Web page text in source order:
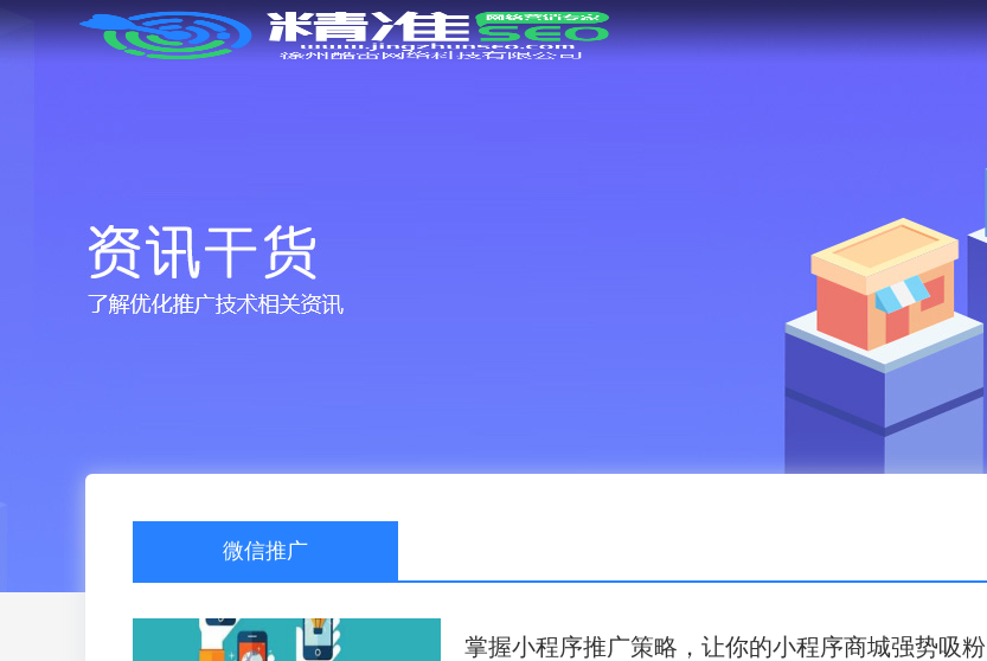
微信推广
掌握小程序推广策略，让你的小程序商城强势吸粉